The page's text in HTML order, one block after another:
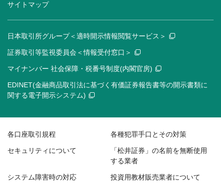
サイトマップ
日本取引所グループ＜適時開示情報閲覧サービス＞
証券取引等監視委員会＜情報受付窓口＞
マイナンバー 社会保障・税番号制度(内閣官房)
EDINET(金融商品取引法に基づく有価証券報告書等の開示書類に
関する電子開示システム)
各口座取引規程 各種犯罪手口とその対策
セキュリティについて
「松井証券」の名前を無断使用
する業者
システム障害時の対応 投資用教材販売業者について